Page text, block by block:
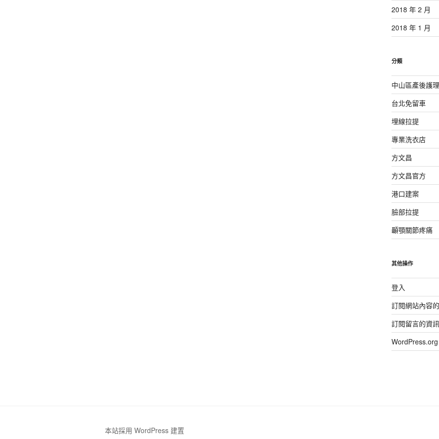
2018 年 2 月
2018 年 1 月
分類
中山區產後護
台北免留車
埋線拉提
專業洗衣店
方文昌
方文昌官方
港口建案
臉部拉提
顳顎關節疼痛
其他操作
登入
訂閱網站內容
訂閱留言的資
本站採用 WordPress 建置